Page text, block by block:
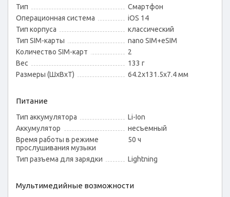
Тип
Смартфон
Операционная система
iOS 14
Тип корпуса
классический
Тип SIM-карты
nano SIM+eSIM
Количество SIM-карт
2
Вес
133 г
Размеры (ШxВxТ)
64.2x131.5x7.4 мм
Питание
Тип аккумулятора
Li-Ion
Аккумулятор
несъемный
Время работы в режиме
прослушивания музыки
50 ч
Тип разъема для зарядки Lightning
Мультимедийные возможности